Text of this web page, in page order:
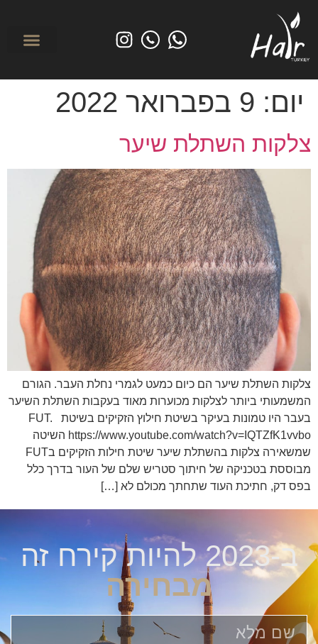
יום: 9 בפברואר 2022
צלקות השתלת שיער
צלקות השתלת שיער הם כיום כמעט לגמרי נחלת העבר. הגורם
המשמעותי ביותר לצלקות מכוערות מאוד בעקבות השתלת השיער
בעבר היו טמונות בעיקר בשיטת חילוץ הזקיקים בשיטת FUT.
https://www.youtube.com/watch?v=IQTZfK1vvbo השיטה
שמשאירה צלקות בהשתלת שיער שיטת חילות הזקיקים בFUT
מבוססת בטכניקה של חיתוך סטריש שלם של העור בדרך כלל
בפס דק, חתיכת העוד שתחתך מכולם לא […]
ב-2023 להיות קירח זה
מבחירה